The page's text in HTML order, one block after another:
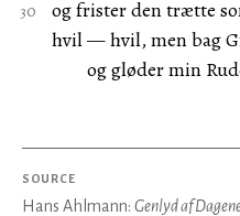
og frister den trætte
hvil — hvil, men bag
og gløder min
SOURCE
Hans Ahlmann: Genlyd af